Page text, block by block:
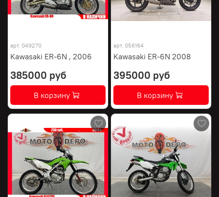
арт. 049270
Kawasaki ER-6N , 2006
385000 руб
В корзину
арт. 056164
Kawasaki ER-6N 2008
395000 руб
В корзину